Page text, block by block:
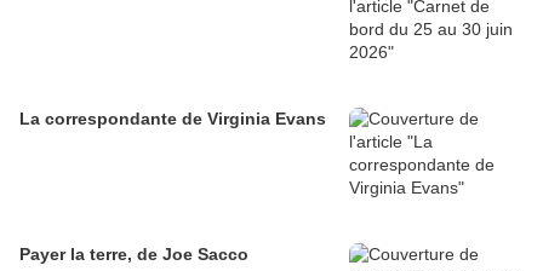
La correspondante de Virginia Evans
Payer la terre, de Joe Sacco